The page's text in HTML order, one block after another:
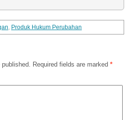
, Produk Hukum Perubahan
Required fields are marked *